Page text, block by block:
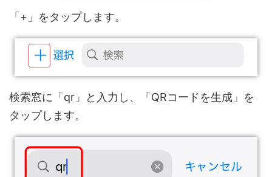
「+」をタップします。
検索窓に「qr」と入力し、「QRコードを生成」を
タップします。